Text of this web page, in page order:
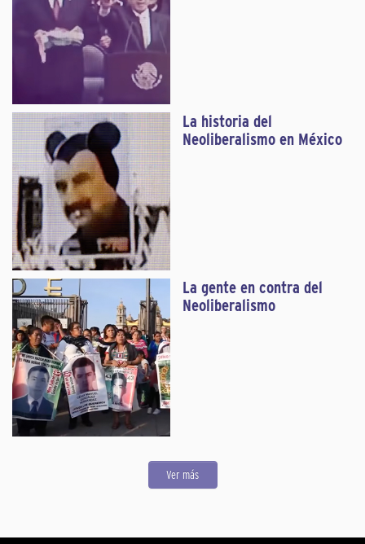
La historia del
Neoliberalismo en México
La gente en contra del
Neoliberalismo
Ver más